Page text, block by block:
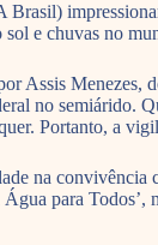
e chuvas no
Assis
no semiárido.
Portanto, a
na
para Todos’,